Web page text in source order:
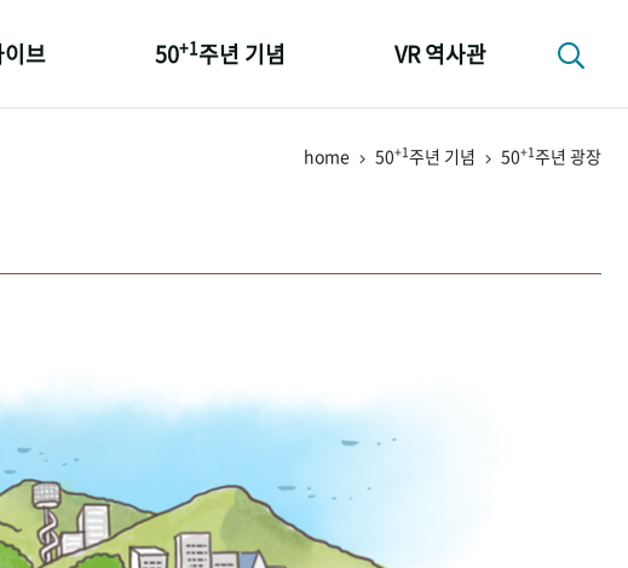
브 50+1주년 기념 VR 역사관
home 50+1주년 기념 50+1주년 광장